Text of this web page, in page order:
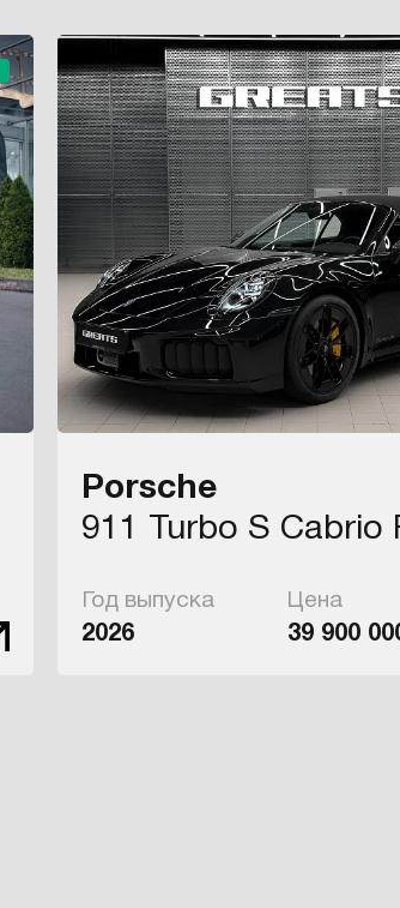
Porsche
911 Turbo S Cabrio
Год выпуска
2026
Цена
39 900